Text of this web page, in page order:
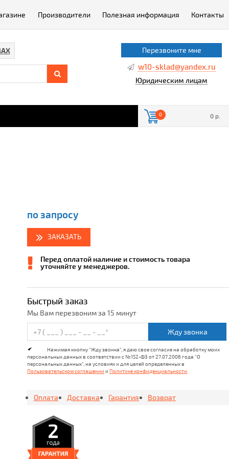
Производители Полезная информация Контакты
Перезвоните мне
w10-sklad@yandex.ru
Юридическим лицам
0 0 р.
по запросу
ЗАКАЗАТЬ
Перед оплатой наличие и стоимость товара
уточняйте у менеджеров.
Быстрый заказ
Мы Вам перезвоним за 15 минут
Жду звонка
Нажимая кнопку "Жду звонка", я даю свое согласие на обработку моих
персональных данных в соответствии с №152-ФЗ от 27.07.2006 года "О
персональных данных", на условиях и для целей определенных в
Пользовательском соглашении иПолитике конфиденциальности
Оплата Доставка Гарантия Возврат